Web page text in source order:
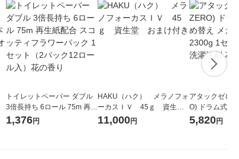
トイレットペーパー ダブル
3倍長持ち 6ロール 75m 再生
紙配合 スコッティフラワー
1,376円
HAKU（ハク） メラノフォ
ーカスＩＶ 45ｇ 資生
堂 おまけ付き
11,000円
アタックゼロ
O) ドラム式専
ガジャンボ
5,820円